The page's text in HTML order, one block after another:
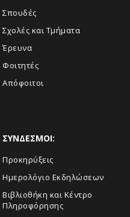
Σπουδές
Σχολές και Τμήματα
Έρευνα
Φοιτητές
Απόφοιτοι
ΣΥΝΔΕΣΜΟΙ:
Προκηρύξεις
Ημερολόγιο Εκδηλώσεων
Βιβλιοθήκη και Κέντρο
Πληροφόρησης